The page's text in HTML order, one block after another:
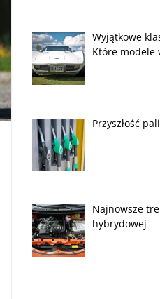
Wyjątkowe
Które modele
Przyszłość
Najnowsze
hybrydowej